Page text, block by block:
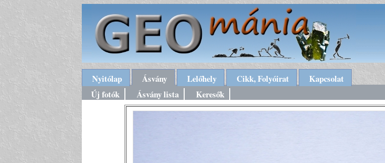
Nyitólap Ásvány Lelőhely Cikk, Folyóirat
Kapcsolat
Új fotók
Ásvány lista Keresők